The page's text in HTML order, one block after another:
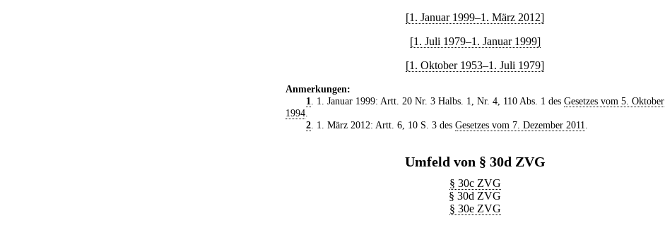
[1. Januar 1999–1. März 2012]
[1. Juli 1979–1. Januar 1999]
[1. Oktober 1953–1. Juli 1979]
Anmerkungen:
1
. 1. Januar 1999: Artt. 20 Nr. 3 Halbs. 1, Nr. 4, 110 Abs. 1 des Gesetzes vom 5. Oktober
1994
2. 1. März 2012: Artt. 6, 10 S. 3 des Gesetzes vom 7. Dezember 2011
Umfeld von § 30d ZVG
§ 30c ZVG
§ 30d ZVG
§ 30e ZVG